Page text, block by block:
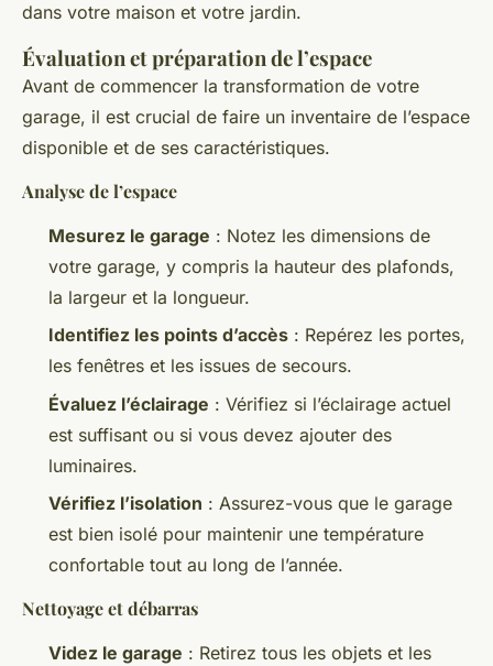
dans votre maison et votre jardin.
Évaluation et préparation de l’espace
Avant de commencer la transformation de votre
garage, il est crucial de faire un inventaire de l’espace
disponible et de ses caractéristiques.
Analyse de l’espace
Mesurez le garage : Notez les dimensions de
votre garage, y compris la hauteur des plafonds,
la largeur et la longueur.
Identifiez les points d’accès : Repérez les portes,
les fenêtres et les issues de secours.
Évaluez l’éclairage : Vérifiez si l’éclairage actuel
est suffisant ou si vous devez ajouter des
luminaires.
Vérifiez l’isolation : Assurez-vous que le garage
est bien isolé pour maintenir une température
confortable tout au long de l’année.
Nettoyage et débarras
Videz le garage : Retirez tous les objets et les